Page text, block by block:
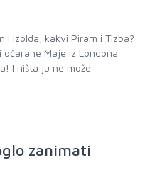
i Izolda, kakvi Piram i Tizba?
Maje iz Londona
I ništa ju ne može
zanimati